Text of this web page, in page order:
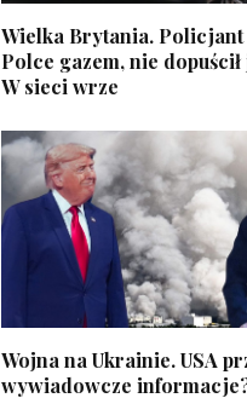
Wielka Brytania. Policjant
Polce gazem, nie
W sieci wrze
Wojna na Ukrainie. USA
wywiadowcze